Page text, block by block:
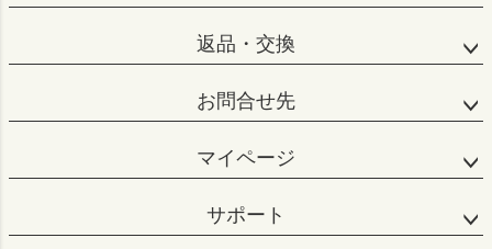
返品・交換
お問合せ先
マイページ
サポート